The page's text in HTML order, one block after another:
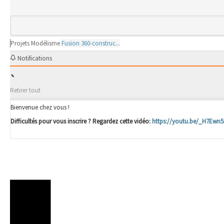
Projets ModélismeFusion 360-construc...
Notifications
Retirer tout
Bienvenue chez vous !
Difficultés pour vous inscrire ? Regardez cette vidéo: https://youtu.be/